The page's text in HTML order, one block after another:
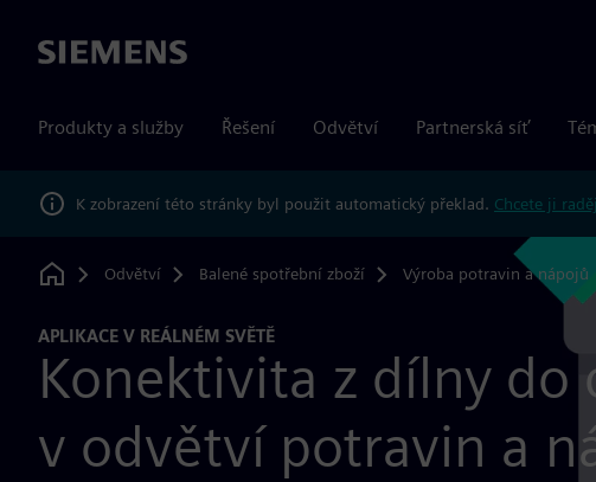
Siemens
Produkty a služby Řešení Odvětví Partnerská síť
K zobrazení této stránky byl použit automatický překlad. Chcete ji
Home
Odvětví Balené spotřební zboží Výroba potravin a nápojů
APLIKACE V REÁLNÉM SVĚTĚ
Konektivita z dílny do
v odvětví potravin a